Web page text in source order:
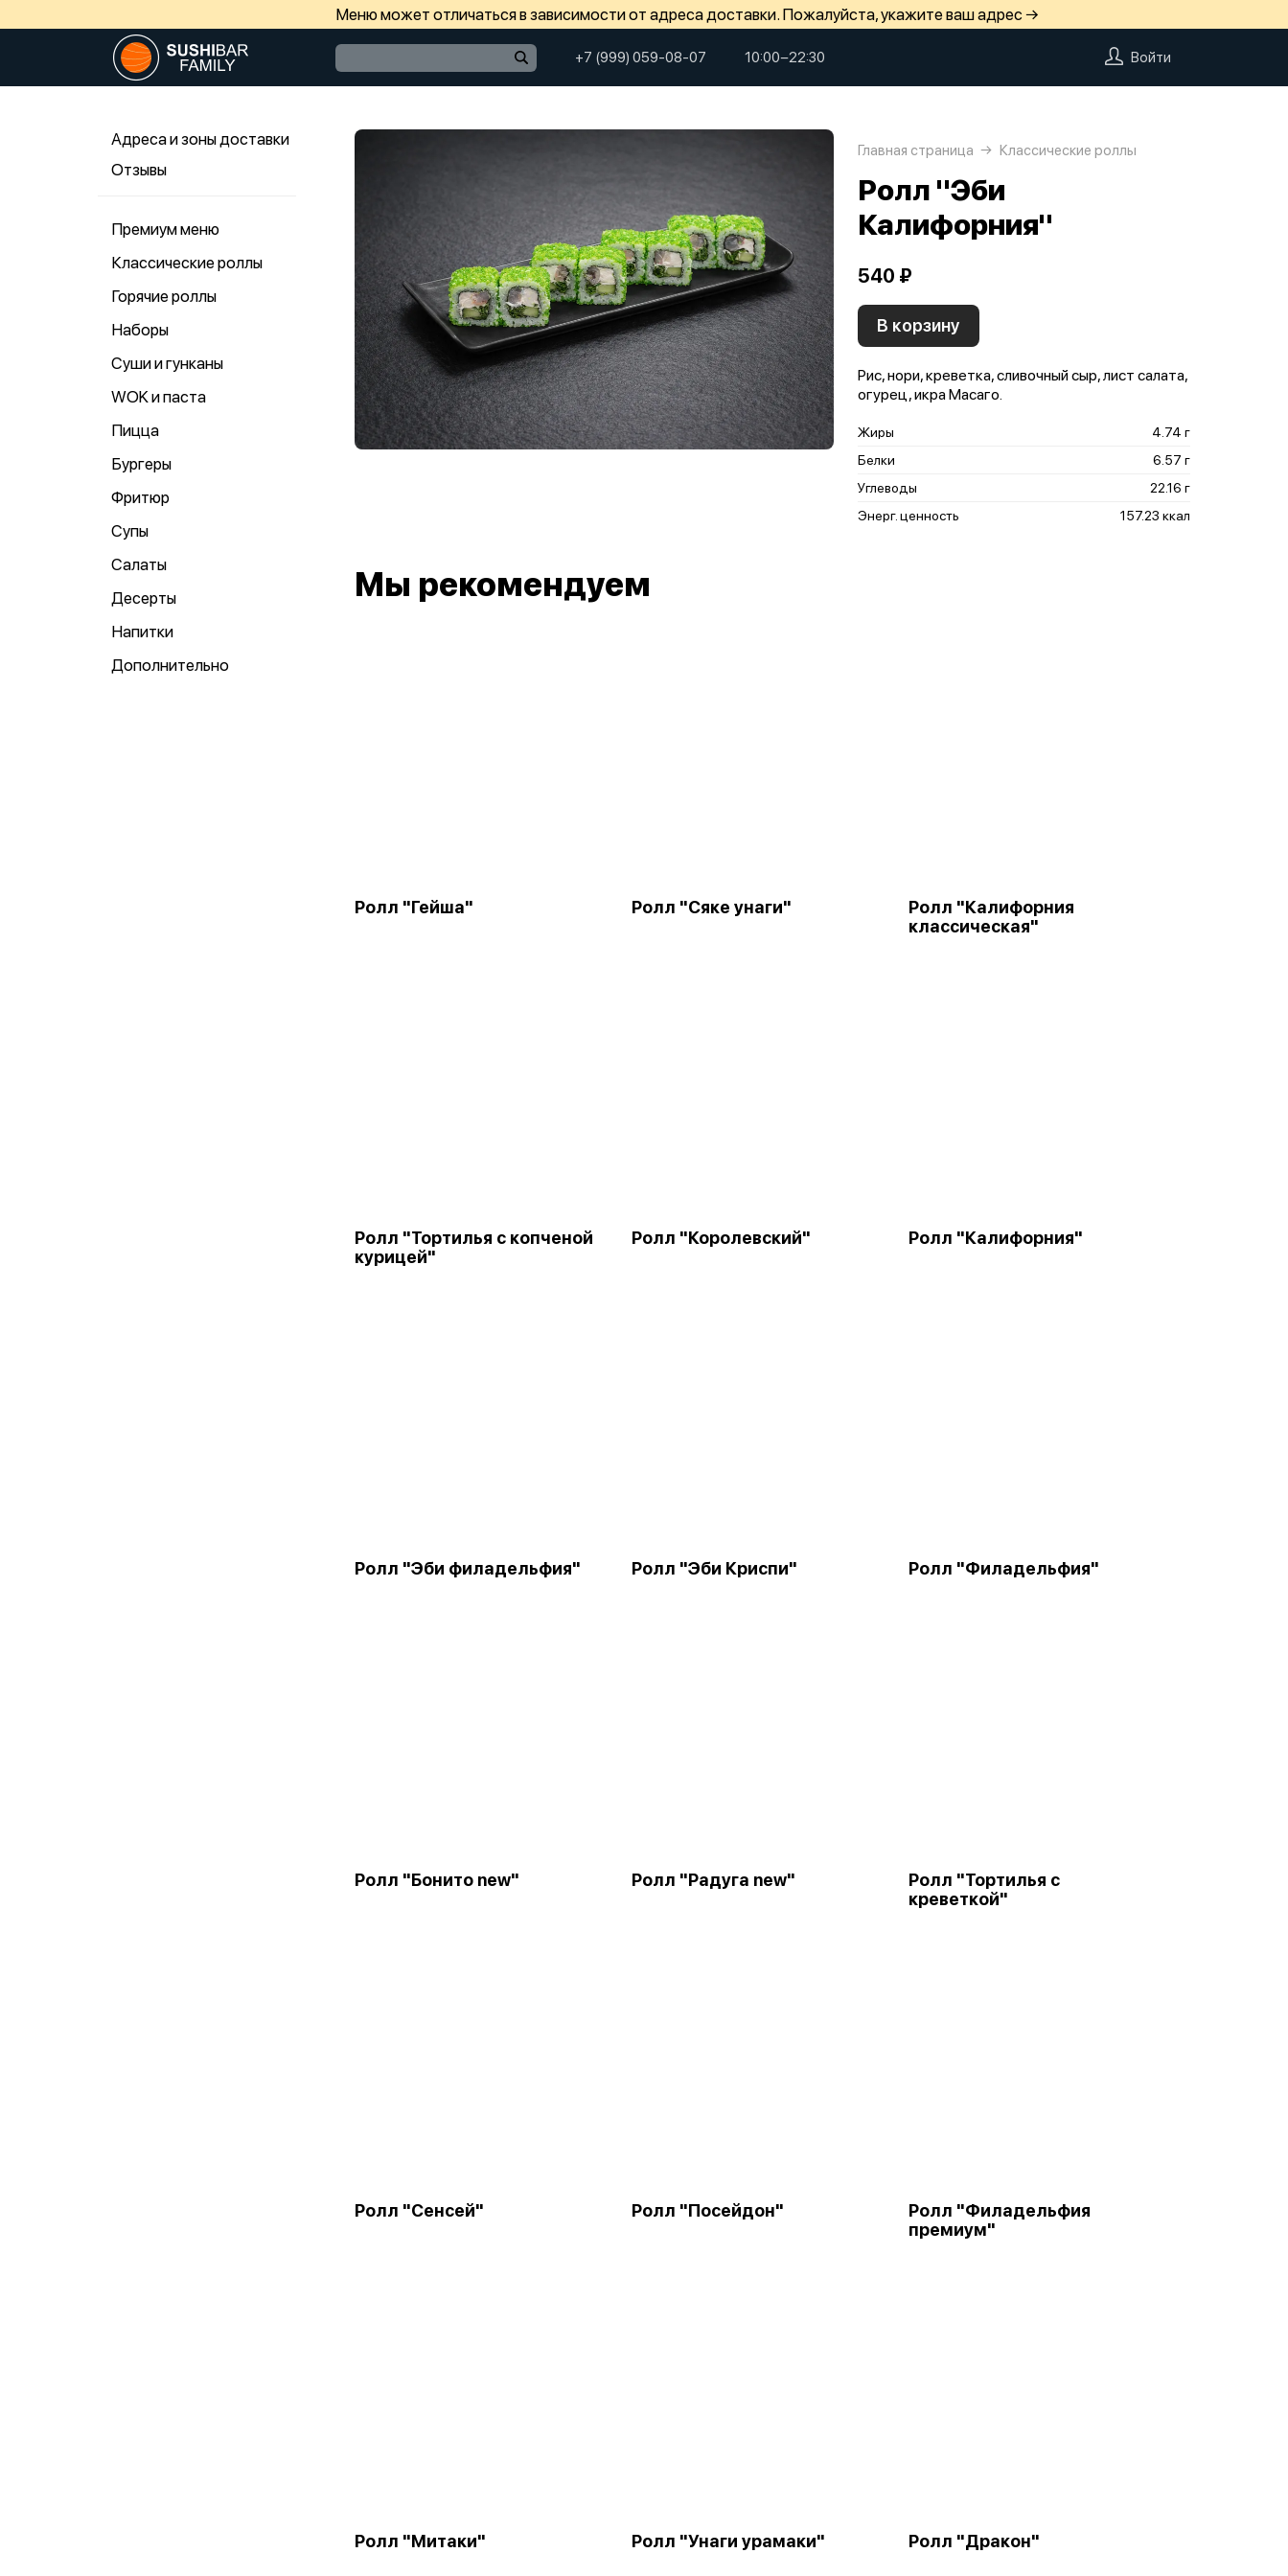
Меню может отличаться в зависимости от адреса доставки. Пожалуйста, укажите ваш адрес →
+7 (999) 059-08-07 10:00−22:30 Войти
Адреса и зоны доставки
Отзывы
Премиум меню
Классические роллы
Горячие роллы
Наборы
Суши и гунканы
WOK и паста
Пицца
Бургеры
Фритюр
Супы
Салаты
Десерты
Напитки
Дополнительно
Главная страница Классические роллы
Ролл "Эби
Калифорния"
540 ₽
В корзину
Рис, нори, креветка, сливочный сыр, лист салата,
огурец, икра Масаго.
Жиры
4.74 г
Белки
6.57 г
Углеводы
22.16 г
Энерг. ценность
157.23 ккал
Мы рекомендуем
Ролл "Гейша" Ролл "Сяке унаги"
Ролл "Калифорния
классическая"
Ролл "Тортилья с копченой
курицей"
Ролл "Королевский" Ролл "Калифорния"
Ролл "Эби филадельфия" Ролл "Эби Криспи" Ролл "Филадельфия"
Ролл "Бонито new" Ролл "Радуга new"
Ролл "Тортилья с
креветкой"
Ролл "Сенсей" Ролл "Посейдон"
Ролл "Филадельфия
премиум"
Ролл "Митаки" Ролл "Унаги урамаки" Ролл "Дракон"